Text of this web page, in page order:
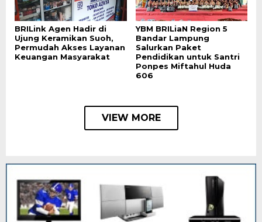
BRILink Agen Hadir di
Ujung Keramikan Suoh,
Permudah Akses Layanan
Keuangan Masyarakat
YBM BRILiaN Region 5
Bandar Lampung
Salurkan Paket
Pendidikan untuk Santri
Ponpes Miftahul Huda
606
VIEW MORE